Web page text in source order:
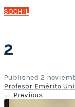
SOCHIL
2
Published 2
Profesor Emérito
← Previous